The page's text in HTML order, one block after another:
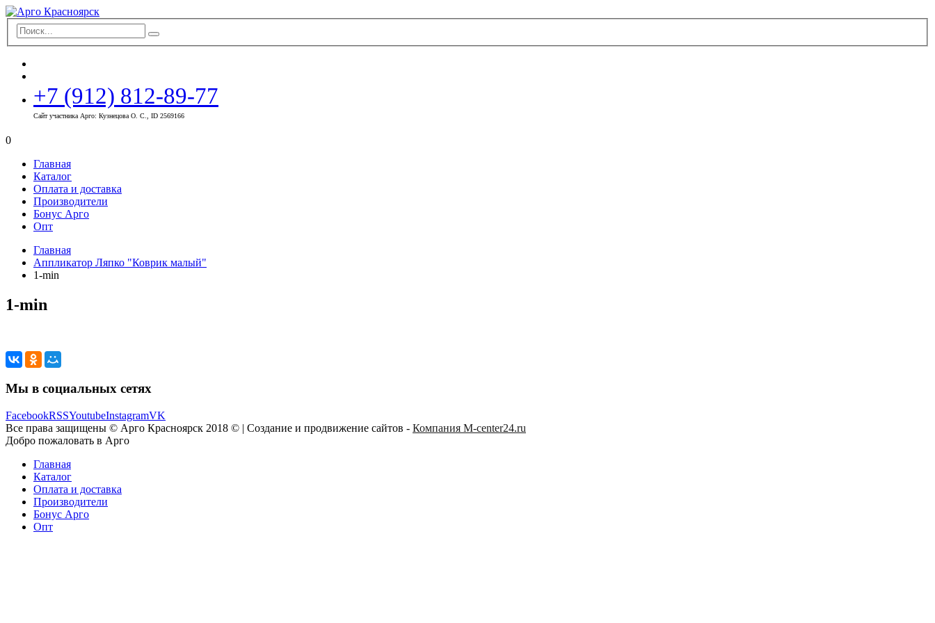
+7 (912) 812-89-77
Сайт участника Арго: Кузнецова О. С., ID 2569166
0
Главная
Каталог
Оплата и доставка
Производители
Бонус Арго
Опт
Главная
Аппликатор Ляпко "Коврик малый"
1-min
1-min
Мы в социальных сетях
FacebookRSSYoutubeInstagramVK
Все права защищены © Арго Красноярск 2018 © | Создание и продвижение сайтов - Компания M-center24.ru
Добро пожаловать в Арго
Главная
Каталог
Оплата и доставка
Производители
Бонус Арго
Опт